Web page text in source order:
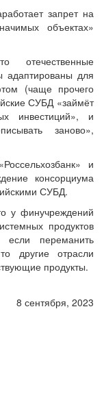
запрет на
объектах»
отечественные
адаптированы для
(чаще прочего
СУБД «займёт
инвестиций», и
заново»,
и
консорциума
СУБД.
у финучреждений
продуктов
переманить
другие отрасли
продукты.
8 сентября, 2023